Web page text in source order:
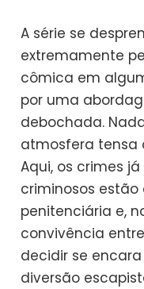
A série se
extremamente
cômica em
por uma
debochada.
atmosfera tensa
Aqui, os crimes
criminosos
penitenciária e,
convivência
decidir se
diversão